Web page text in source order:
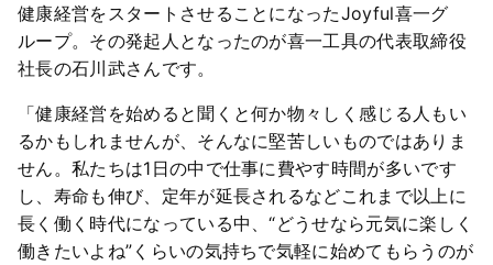
健康経営をスタートさせることになったJoyful喜一グ
ループ。その発起人となったのが喜一工具の代表取締役
社長の石川武さんです。
「健康経営を始めると聞くと何か物々しく感じる人もい
るかもしれませんが、そんなに堅苦しいものではありま
せん。私たちは1日の中で仕事に費やす時間が多いです
し、寿命も伸び、定年が延長されるなどこれまで以上に
長く働く時代になっている中、“どうせなら元気に楽しく
働きたいよね”くらいの気持ちで気軽に始めてもらうのが